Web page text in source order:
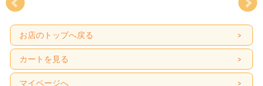
お店のトップへ戻る
カートを見る
マイページへ